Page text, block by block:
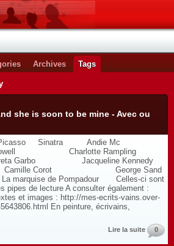
Archives Tags
she is soon to be mine - Avec ou
Sinatra Andie Mc
Charlotte Rampling
Garbo Jacqueline Kennedy
Corot George Sand
marquise de Pompadour Celles-ci sont
pipes de lecture A consulter également :
et images : http://mes-ecrits-vains.over-
En peinture, écrivains,
Lire la suite 0